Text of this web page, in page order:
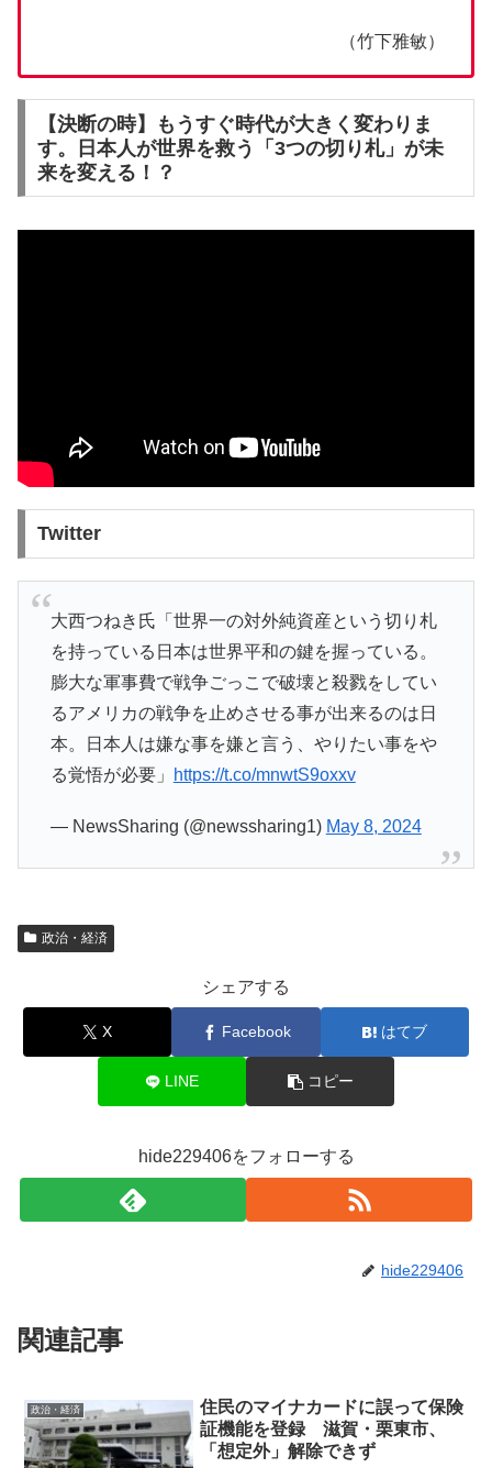
（竹下雅敏）
【決断の時】もうすぐ時代が大きく変わりま
す。日本人が世界を救う「3つの切り札」が未
来を変える！？
Twitter
大西つねき氏「世界一の対外純資産という切り札
を持っている日本は世界平和の鍵を握っている。
膨大な軍事費で戦争ごっこで破壊と殺戮をしてい
るアメリカの戦争を止めさせる事が出来るのは日
本。日本人は嫌な事を嫌と言う、やりたい事をや
る覚悟が必要」
https://t.co/mnwtS9oxxv
— NewsSharing (@newssharing1) May 8, 2024
政治・経済
シェアする
X Facebook はてブ
LINE コピー
hide229406をフォローする
hide229406
関連記事
政治・経済
住民のマイナカードに誤って保険
証機能を登録 滋賀・栗東市、
「想定外」解除できず